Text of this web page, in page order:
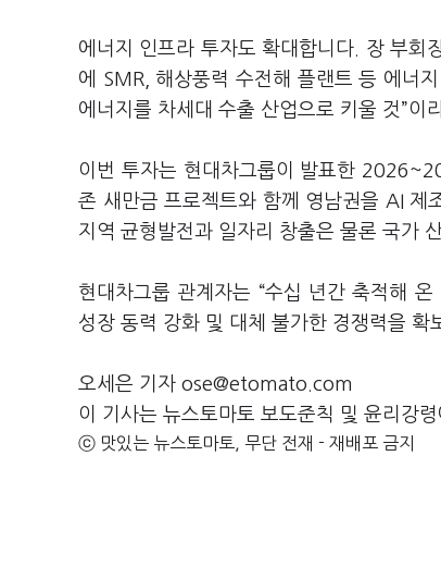
에너지 인프라 투자도 확대합니다. 장 부회
에 SMR, 해상풍력 수전해 플랜트 등 에너
에너지를 차세대 수출 산업으로 키울 것”이
이번 투자는 현대차그룹이 발표한
존 새만금 프로젝트와 함께 영남권을 AI 제
지역 균형발전과 일자리 창출은 물론 국가
현대차그룹 관계자는 “수십 년간 축적해
성장 동력 강화 및 대체 불가한 경쟁력을 확
오세은 기자 ose@etomato.com
이 기사는 뉴스토마토 보도준칙 및 윤리강
ⓒ 맛있는 뉴스토마토, 무단 전재 - 재배포 금지